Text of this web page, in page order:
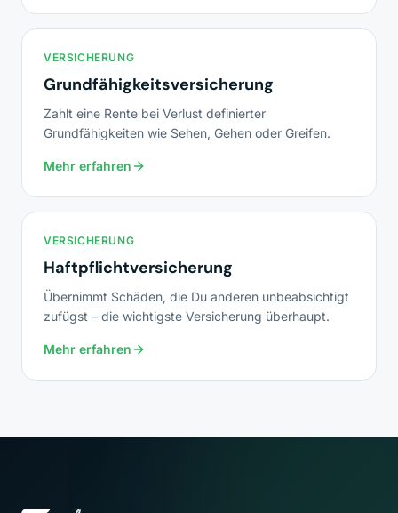
VERSICHERUNG
Grundfähigkeitsversicherung
Zahlt eine Rente bei Verlust definierter
Grundfähigkeiten wie Sehen, Gehen oder Greifen.
Mehr erfahren
VERSICHERUNG
Haftpflichtversicherung
Übernimmt Schäden, die Du anderen unbeabsichtigt
zufügst – die wichtigste Versicherung überhaupt.
Mehr erfahren